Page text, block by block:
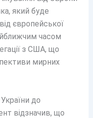
який буде
європейської
часом
з США, що
мирних
до
відзначив, що